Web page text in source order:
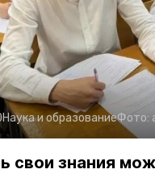
Наука и образованиеФото:
свои знания